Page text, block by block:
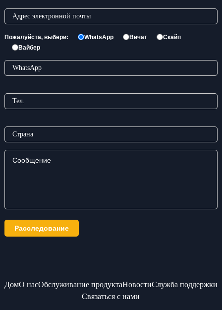
Пожалуйста, выбери: WhatsApp Вичат
Скайп
Вайбер
ДомО насОбслуживание продуктаНовостиСлужба поддержки
Связаться с нами